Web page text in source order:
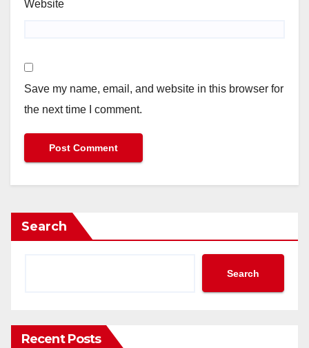
Website
Save my name, email, and website in this browser for
the next time I comment.
Search
Search
Recent Posts